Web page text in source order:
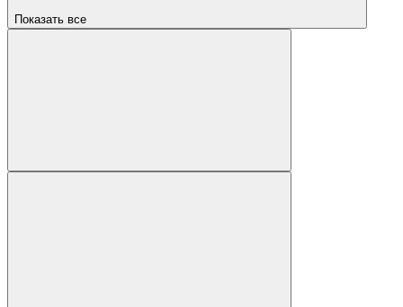
Показать все